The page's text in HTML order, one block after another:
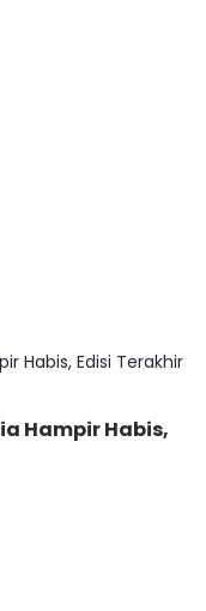
Habis, Edisi Terakhir
Hampir Habis,